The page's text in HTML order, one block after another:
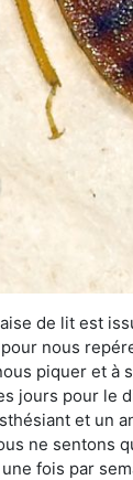
de lit est
nous
piquer et à
jours pour le
et un
ne sentons
fois par